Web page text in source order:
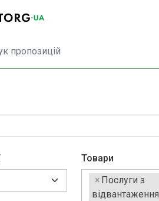
пропозицій
Товари
× Послуги з
відвантаження